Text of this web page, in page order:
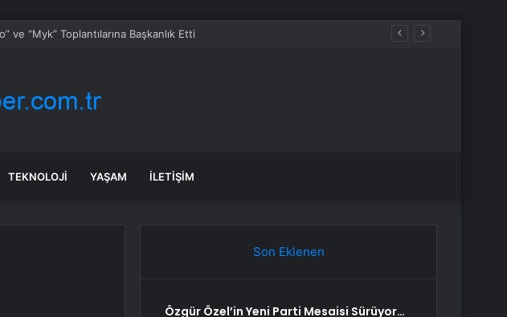
TEKNOLOJI YAŞAM İLETIŞIM
Son Eklenen
Özgür Özel’in Yeni Parti Mesaisi Sürüyor…